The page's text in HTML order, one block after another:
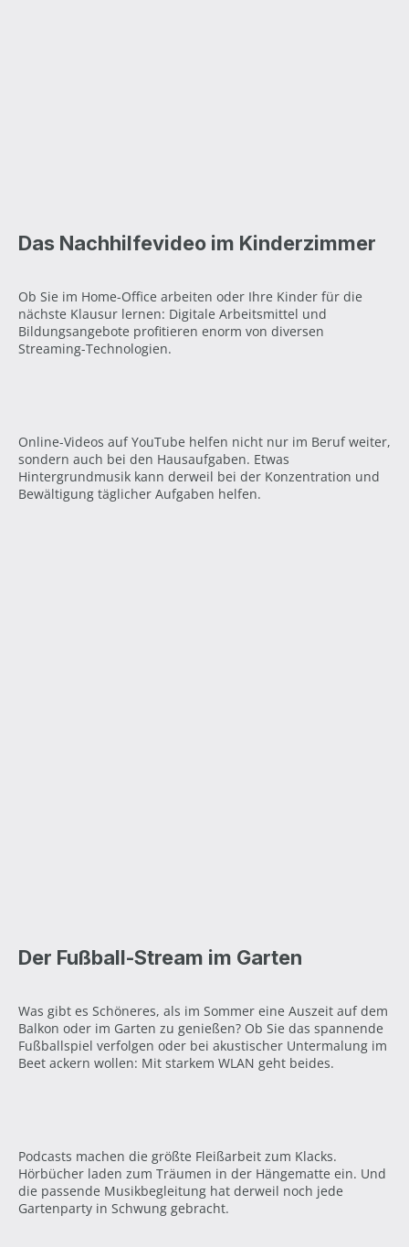
Das Nachhilfevideo im Kinderzimmer
Ob Sie im Home-Office arbeiten oder Ihre Kinder für die
nächste Klausur lernen: Digitale Arbeitsmittel und
Bildungsangebote profitieren enorm von diversen
Streaming-Technologien.
Online-Videos auf YouTube helfen nicht nur im Beruf weiter,
sondern auch bei den Hausaufgaben. Etwas
Hintergrundmusik kann derweil bei der Konzentration und
Bewältigung täglicher Aufgaben helfen.
Der Fußball-Stream im Garten
Was gibt es Schöneres, als im Sommer eine Auszeit auf dem
Balkon oder im Garten zu genießen? Ob Sie das spannende
Fußballspiel verfolgen oder bei akustischer Untermalung im
Beet ackern wollen: Mit starkem WLAN geht beides.
Podcasts machen die größte Fleißarbeit zum Klacks.
Hörbücher laden zum Träumen in der Hängematte ein. Und
die passende Musikbegleitung hat derweil noch jede
Gartenparty in Schwung gebracht.